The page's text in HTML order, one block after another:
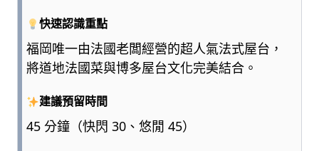
快速認識重點
福岡唯一由法國老闆經營的超人氣法式屋台，
將道地法國菜與博多屋台文化完美結合。
建議預留時間
45 分鐘（快閃 30、悠閒 45）